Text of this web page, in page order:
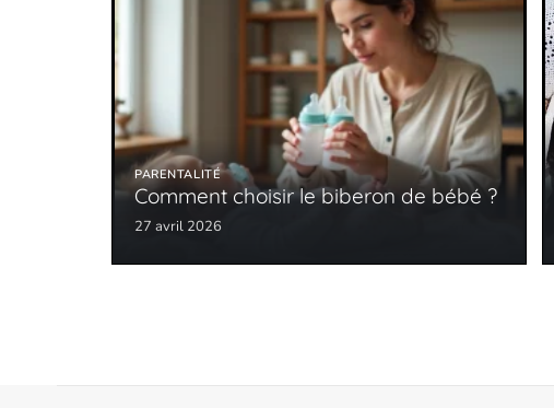
PARENTALITÉ
Comment choisir le biberon de bébé ?
27 avril 2026